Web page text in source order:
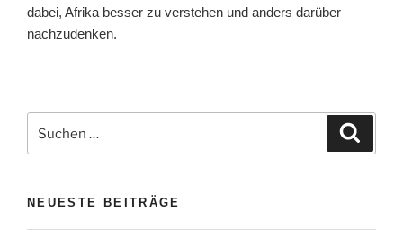
dabei, Afrika besser zu verstehen und anders darüber
nachzudenken.
nach:
NEUESTE BEITRÄGE